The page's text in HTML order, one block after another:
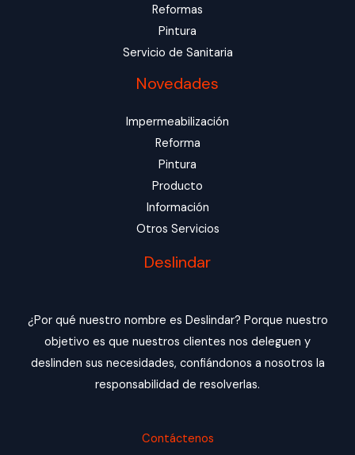
Reformas
Pintura
Servicio de Sanitaria
Novedades
Impermeabilización
Reforma
Pintura
Producto
Información
Otros Servicios
Deslindar
¿Por qué nuestro nombre es Deslindar? Porque nuestro
objetivo es que nuestros clientes nos deleguen y
deslinden sus necesidades, confiándonos a nosotros la
responsabilidad de resolverlas.
Contáctenos